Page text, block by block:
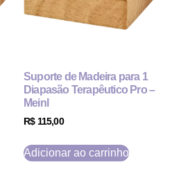
Suporte de Madeira para 1
Diapasão Terapêutico Pro –
Meinl
R$115,00
Adicionar ao carrinho